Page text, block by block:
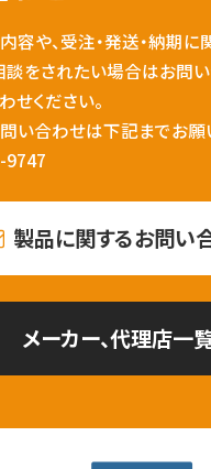
容や、受注・発送・納期
談をされたい場合はお問
せください。
い合わせは下記までお願
9747
製品に関するお問い
メーカー、代理店一